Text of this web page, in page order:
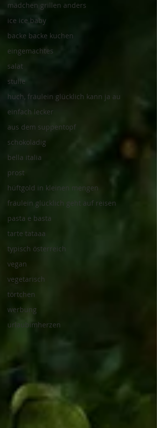
mädchen grillen anders
ice ice baby
backe backe kuchen
eingemachtes
salat
stulle
huch, fräulein glücklich kann ja au
einfach lecker
aus dem suppentopf
schokoladig
bella italia
prost
hüftgold in kleinen mengen
fräulein glücklich geht auf reisen
pasta e basta
tarte tataaa
typisch österreich
vegan
vegetarisch
törtchen
werbung
urlaubimherzen